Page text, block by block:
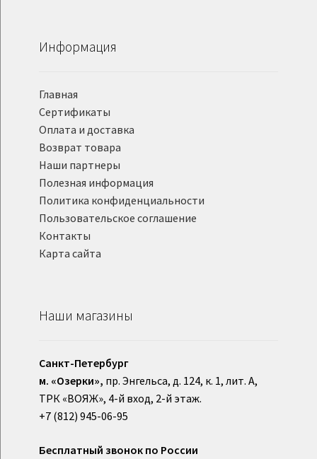
Информация
Главная
Сертификаты
Оплата и доставка
Возврат товара
Наши партнеры
Полезная информация
Политика конфиденциальности
Пользовательское соглашение
Контакты
Карта сайта
Наши магазины
Санкт-Петербург
м. «Озерки», пр. Энгельса, д. 124, к. 1, лит. А,
ТРК «ВОЯЖ», 4-й вход, 2-й этаж.
+7 (812) 945-06-95
Бесплатный звонок по России